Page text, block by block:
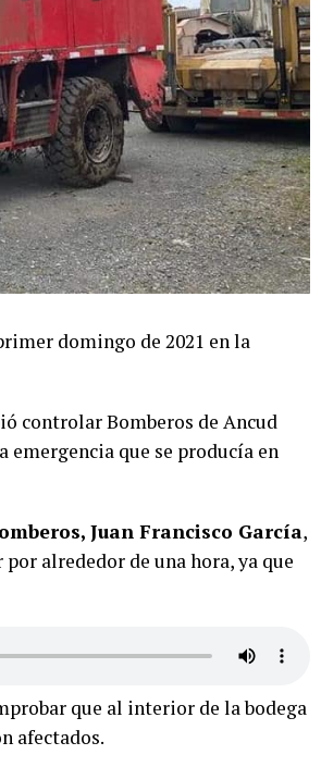
domingo de 2021 en la
controlar Bomberos de Ancud
emergencia que se producía en
Juan Francisco García,
alrededor de una hora, ya que
que al interior de la bodega
afectados.